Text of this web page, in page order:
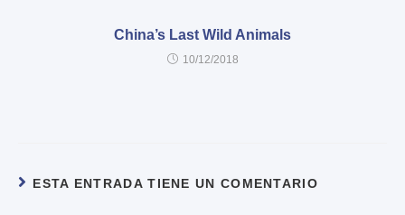
China’s Last Wild Animals
10/12/2018
ESTA ENTRADA TIENE UN COMENTARIO